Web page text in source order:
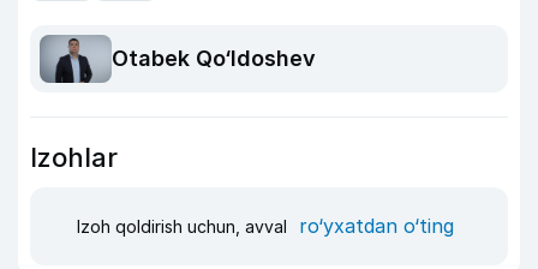
Otabek Qo‘ldoshev
Izohlar
Izoh qoldirish uchun, avval ro‘yxatdan o‘ting